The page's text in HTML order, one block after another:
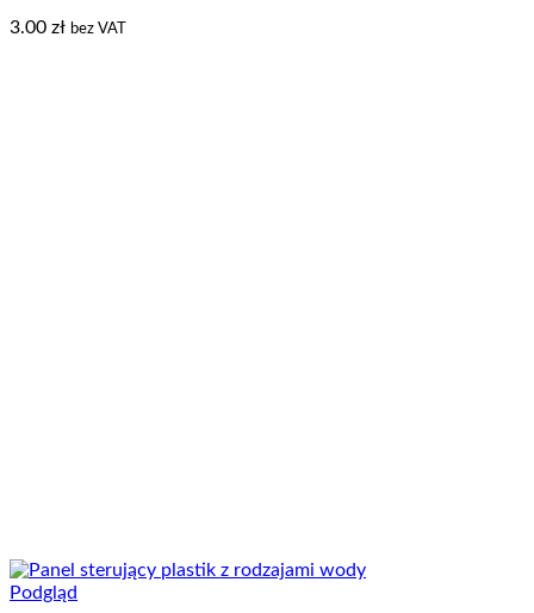
3.00 zł bez VAT
Podgląd